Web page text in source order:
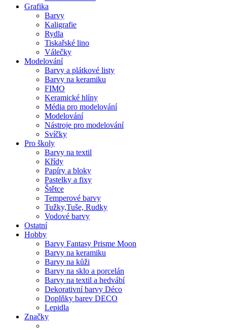
Grafika
Barvy
Kaligrafie
Rydla
Tiskařské lino
Válečky
Modelování
Barvy a plátkové listy
Barvy na keramiku
FIMO
Keramické hlíny
Média pro modelování
Modelování
Nástroje pro modelování
Svíčky
Pro školy
Barvy na textil
Křídy
Papíry a bloky
Pastelky a fixy
Štětce
Temperové barvy
Tužky,Tuše, Rudky
Vodové barvy
Ostatní
Hobby
Barvy Fantasy Prisme Moon
Barvy na keramiku
Barvy na kůži
Barvy na sklo a porcelán
Barvy na textil a hedvábí
Dekorativní barvy Déco
Doplňky barev DECO
Lepidla
Značky